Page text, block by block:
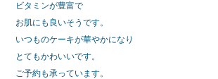
ビタミンが豊富で
お肌にも良いそうです。
いつものケーキが華やかになり
とてもかわいいです。
ご予約も承っています。